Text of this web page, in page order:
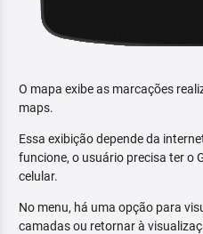
O mapa exibe as marcações
maps.
Essa exibição depende da
funcione, o usuário precisa ter o
celular.
No menu, há uma opção para
camadas ou retornar à